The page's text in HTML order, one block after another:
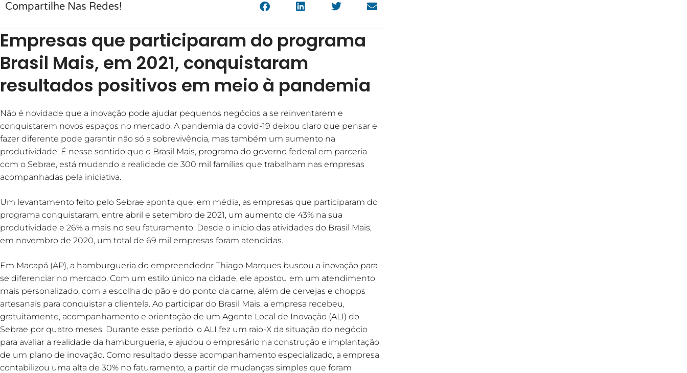
Compartilhe Nas Redes!
Empresas que participaram do programa
Brasil Mais, em 2021, conquistaram
resultados positivos em meio à pandemia
Não é novidade que a inovação pode ajudar pequenos negócios a se reinventarem e
conquistarem novos espaços no mercado. A pandemia da covid-19 deixou claro que pensar e
fazer diferente pode garantir não só a sobrevivência, mas também um aumento na
produtividade. É nesse sentido que o Brasil Mais, programa do governo federal em parceria
com o Sebrae, está mudando a realidade de 300 mil famílias que trabalham nas empresas
acompanhadas pela iniciativa.
Um levantamento feito pelo Sebrae aponta que, em média, as empresas que participaram do
programa conquistaram, entre abril e setembro de 2021, um aumento de 43% na sua
produtividade e 26% a mais no seu faturamento. Desde o início das atividades do Brasil Mais,
em novembro de 2020, um total de 69 mil empresas foram atendidas.
Em Macapá (AP), a hamburgueria do empreendedor Thiago Marques buscou a inovação para
se diferenciar no mercado. Com um estilo único na cidade, ele apostou em um atendimento
mais personalizado, com a escolha do pão e do ponto da carne, além de cervejas e chopps
artesanais para conquistar a clientela. Ao participar do Brasil Mais, a empresa recebeu,
gratuitamente, acompanhamento e orientação de um Agente Local de Inovação (ALI) do
Sebrae por quatro meses. Durante esse período, o ALI fez um raio-X da situação do negócio
para avaliar a realidade da hamburgueria, e ajudou o empresário na construção e implantação
de um plano de inovação. Como resultado desse acompanhamento especializado, a empresa
contabilizou uma alta de 30% no faturamento, a partir de mudanças simples que foram